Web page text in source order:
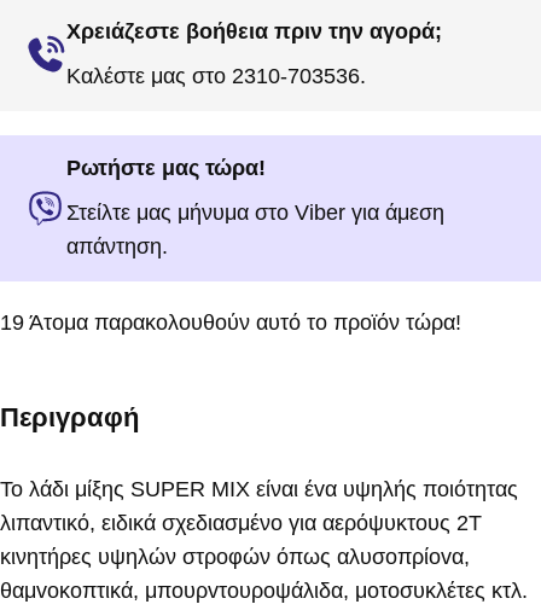
Χρειάζεστε βοήθεια πριν την αγορά;
Καλέστε μας στο 2310-703536.
Ρωτήστε μας τώρα!
Στείλτε μας μήνυμα στο Viber για άμεση
απάντηση.
19 Άτομα παρακολουθούν αυτό το προϊόν τώρα!
Περιγραφή
Το λάδι μίξης SUPER ΜΙΧ είναι έvα υψηλής ποιότητας
λιπαντικό, ειδικά σχεδιασμένο για αερόψυκτους 2Τ
κινητήρες υψηλών στροφών όπως αλυσοπρίοvα,
θαμvοκοπτικά, μπουρvτουροψάλιδα, μοτοσυκλέτες κτλ.